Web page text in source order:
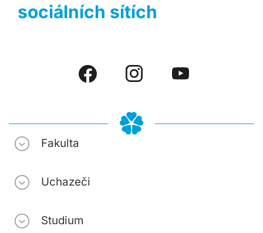
sociálních sítích
Fakulta
Uchazeči
Studium